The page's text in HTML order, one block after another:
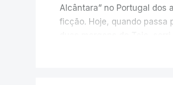
Alcântara” no Portugal dos
ficção. Hoje, quando passa